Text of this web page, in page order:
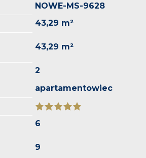
NOWE-MS-9628
43,29 m²
43,29 m²
2
apartamentowiec
6
9